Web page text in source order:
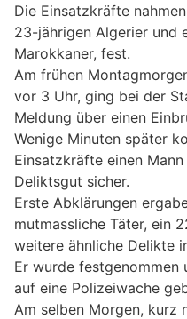
Die Einsatzkräfte
23-jährigen Algerier und
Marokkaner, fest.
Am frühen
vor 3 Uhr, ging bei der
Meldung über einen
Wenige Minuten später
Einsatzkräfte einen
Deliktsgut sicher.
Erste Abklärungen
mutmassliche Täter, ein
weitere ähnliche Delikte
Er wurde festgenommen
auf eine Polizeiwache
Am selben Morgen, kurz